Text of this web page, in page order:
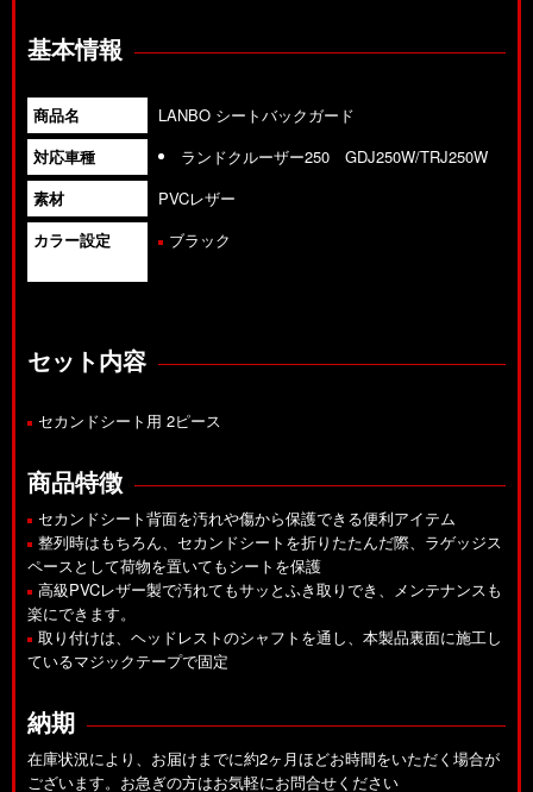
基本情報
商品名
LANBO シートバックガード
対応車種
ランドクルーザー250 GDJ250W/TRJ250W
素材
PVCレザー
カラー設定
ブラック
セット内容
セカンドシート用 2ピース
商品特徴
セカンドシート背面を汚れや傷から保護できる便利アイテム
整列時はもちろん、セカンドシートを折りたたんだ際、ラゲッジス
ペースとして荷物を置いてもシートを保護
高級PVCレザー製で汚れてもサッとふき取りでき、メンテナンスも
楽にできます。
取り付けは、ヘッドレストのシャフトを通し、本製品裏面に施工し
ているマジックテープで固定
納期
在庫状況により、お届けまでに約2ヶ月ほどお時間をいただく場合が
ございます。お急ぎの方はお気軽にお問合せください